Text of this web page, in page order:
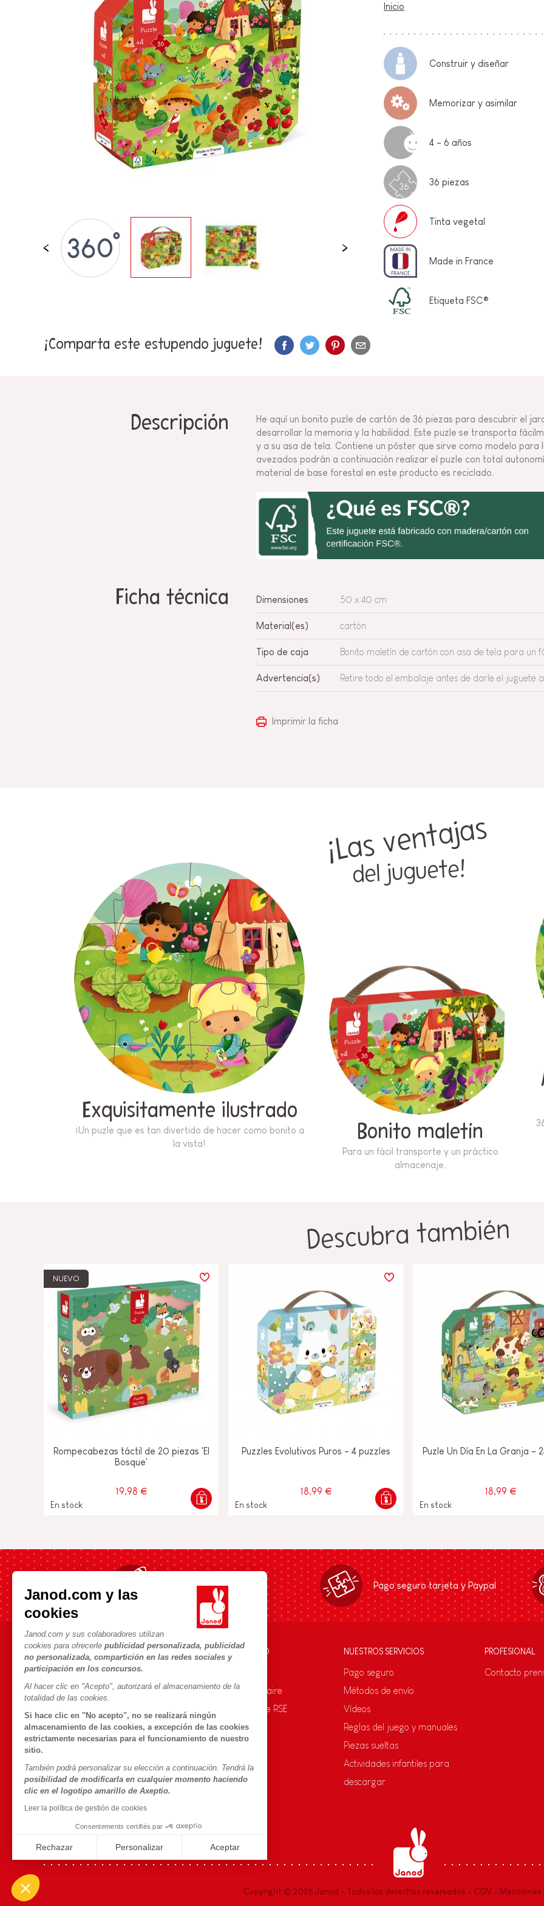
Janod.com y las
cookies
Janod.com y sus colaboradores utilizan
cookies para ofrecerle publicidad personalizada, publicidad
no personalizada, compartición en las redes sociales y
participación en los concursos.
Al hacer clic en "Acepto", autorizará el almacenamiento de la
totalidad de las cookies.
Si hace clic en "No acepto", no se realizará ningún
almacenamiento de las cookies, a excepción de las cookies
estrictamente necesarias para el funcionamiento de nuestro
sitio.
También podrá personalizar su elección a continuación. Tendrá la
posibilidad de modificarla en cualquier momento haciendo
clic en el logotipo amarillo de Axeptio.
Leer la política de gestión de cookies
Consentements certifiés par
Rechazar Personalizar Aceptar
Axeptio consent
Plateforme de Gestion du Consentement : Personnalisez vos Options
Notre plateforme vous permet d'adapter et de gérer vos paramètres de confidentialité, en garantissant la conformité avec
BEBÉS & PRIMERA INFANCIA
JUEGOS DE IMITACION
UNIVERSOS
AIRE LIBRE
PIZARRAS, MOBILIARIO &
DECORACION
PIEZAS SUELTAS
Inicio
Construir y diseñar
Memorizar y asimilar
4 - 6 años
36 36 piezas
Tinta vegetal
Made in France
Etiqueta FSC®
¡Comparta este estupendo juguete!
Descripción
He aquí un bonito puzle de cartón de 36 piezas para descubrir el
desarrollar la memoria y la habilidad. Este puzle se transporta
y a su asa de tela. Contiene un póster que sirve como modelo para
avezados podrán a continuación realizar el puzle con total
material de base forestal en este producto es reciclado.
Ficha técnica Dimensiones 50 x 40 cm
Material(es) cartón
Tipo de caja Bonito maletín de cartón con asa de tela para un
Advertencia(s) Retire todo el embalaje antes de darle el juguete a
Imprimir la ficha
¡Las ventajas
del juguete!
Exquisitamente ilustrado
¡Un puzle que es tan divertido de hacer como bonito a
la vista!
Bonito maletín
Para un fácil transporte y un práctico
almacenaje.
Descubra también
NUEVO
Rompecabezas táctil de 20 piezas 'El
Bosque'
19,98 €
En stock
Puzzles Evolutivos Puros - 4 puzzles
18,99 €
En stock
Puzle Un Día En La Granja -
18,99 €
En stock
Envío rápido en 24h Pago seguro tarjeta y Paypal
AYUDA E INFORMACIÓN
Condiciones Generales
Preguntas más frecuentes
Tiendas
Retirada de productos
Datos personales
Cookies
UNIVERSO JANOD
Nuestro savoir-faire
Compromisos de RSE
¿Qué es FSC®?
NUESTROS SERVICIOS
Pago seguro
Métodos de envío
Vídeos
Reglas del juego y manuales
Piezas sueltas
Actividades infantiles para
descargar
PROFESIONAL
Contacto
Copyright © 2026 Janod - Todos los derechos reservados - CGV - Menciones